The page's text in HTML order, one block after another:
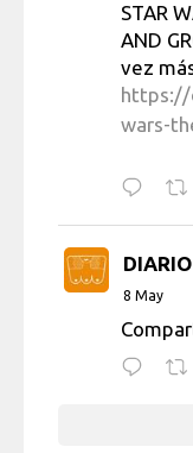
STAR
AND
vez
https://
wars-
8 May